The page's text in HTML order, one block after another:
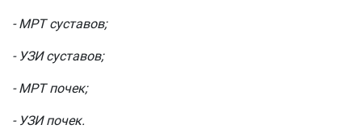
- МРТ суставов;
- УЗИ суставов;
- МРТ почек;
- УЗИ почек.